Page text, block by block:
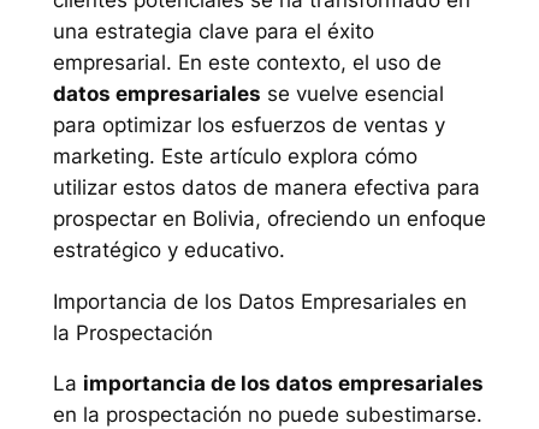
una estrategia clave para el éxito
empresarial. En este contexto, el uso de
datos empresariales se vuelve esencial
para optimizar los esfuerzos de ventas y
marketing. Este artículo explora cómo
utilizar estos datos de manera efectiva para
prospectar en Bolivia, ofreciendo un enfoque
estratégico y educativo.
Importancia de los Datos Empresariales en
la Prospectación
La importancia de los datos empresariales
en la prospectación no puede subestimarse.